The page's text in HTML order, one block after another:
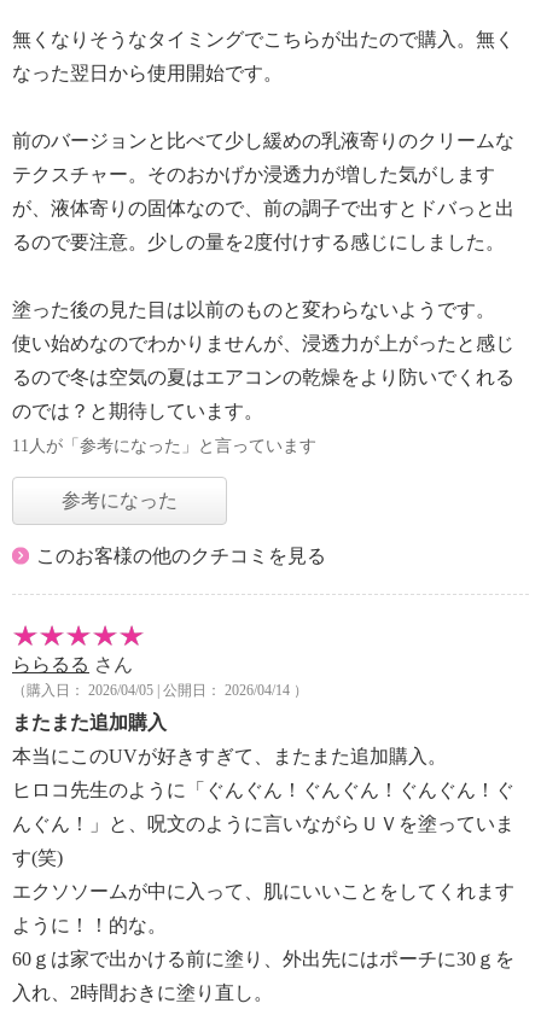
無くなりそうなタイミングでこちらが出たので購入。無く
なった翌日から使用開始です。
前のバージョンと比べて少し緩めの乳液寄りのクリームな
テクスチャー。そのおかげか浸透力が増した気がします
が、液体寄りの固体なので、前の調子で出すとドバっと出
るので要注意。少しの量を2度付けする感じにしました。
塗った後の見た目は以前のものと変わらないようです。
使い始めなのでわかりませんが、浸透力が上がったと感じ
るので冬は空気の夏はエアコンの乾燥をより防いでくれる
のでは？と期待しています。
11人が「参考になった」と言っています
参考になった
このお客様の他のクチコミを見る
ららるる さん
（購入日： 2026/04/05 | 公開日： 2026/04/14 ）
またまた追加購入
本当にこのUVが好きすぎて、またまた追加購入。
ヒロコ先生のように「ぐんぐん！ぐんぐん！ぐんぐん！ぐ
んぐん！」と、呪文のように言いながらＵＶを塗っていま
す(笑)
エクソソームが中に入って、肌にいいことをしてくれます
ように！！的な。
60ｇは家で出かける前に塗り、外出先にはポーチに30ｇを
入れ、2時間おきに塗り直し。